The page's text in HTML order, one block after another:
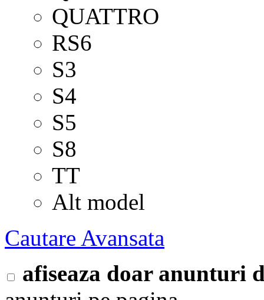
QUATTRO
RS6
S3
S4
S5
S8
TT
Alt model
Cautare Avansata
afiseaza doar anunturi